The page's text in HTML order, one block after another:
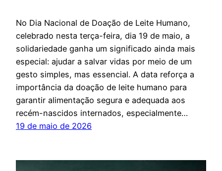
No Dia Nacional de Doação de Leite Humano,
celebrado nesta terça-feira, dia 19 de maio, a
solidariedade ganha um significado ainda mais
especial: ajudar a salvar vidas por meio de um
gesto simples, mas essencial. A data reforça a
importância da doação de leite humano para
garantir alimentação segura e adequada aos
recém-nascidos internados, especialmente…
19 de maio de 2026